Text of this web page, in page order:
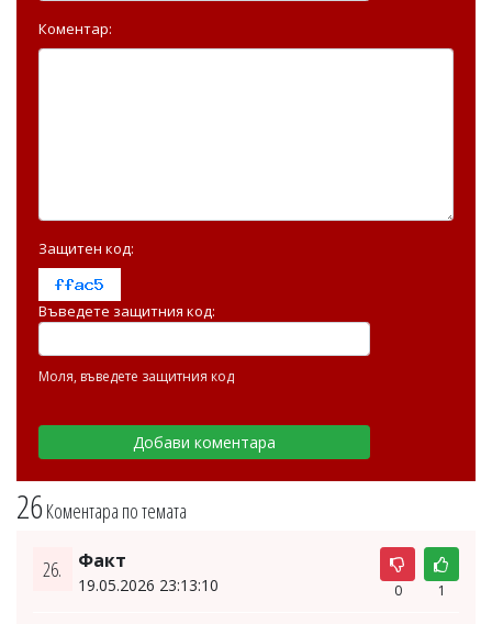
26Коментара по темата
26. Факт
19.05.2026 23:13:10 0 1
Коментар:
Защитен код:
Въведете защитния код:
Моля, въведете защитния код